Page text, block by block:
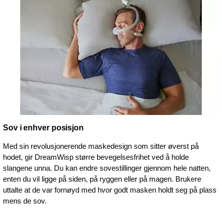
Sov i enhver posisjon
Med sin revolusjonerende maskedesign som sitter øverst på
hodet, gir DreamWisp større bevegelsesfrihet ved å holde
slangene unna. Du kan endre sovestillinger gjennom hele natten,
enten du vil ligge på siden, på ryggen eller på magen. Brukere
uttalte at de var fornøyd med hvor godt masken holdt seg på plass
mens de sov.